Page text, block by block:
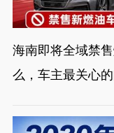
海南即将全域禁
么，车主最关心